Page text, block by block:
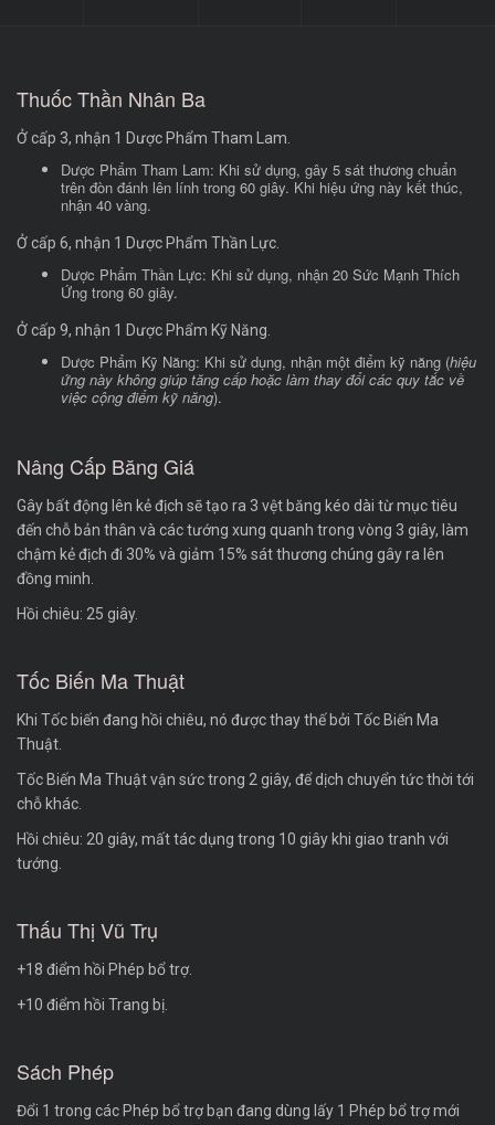
Thuốc Thần Nhân Ba
Ở cấp 3, nhận 1 Dược Phẩm Tham Lam.
Dược Phẩm Tham Lam: Khi sử dụng, gây 5 sát thương chuẩn
trên đòn đánh lên lính trong 60 giây. Khi hiệu ứng này kết thúc,
nhận 40 vàng.
Ở cấp 6, nhận 1 Dược Phẩm Thần Lực.
Dược Phẩm Thần Lực: Khi sử dụng, nhận 20 Sức Mạnh Thích
Ứng trong 60 giây.
Ở cấp 9, nhận 1 Dược Phẩm Kỹ Năng.
Dược Phẩm Kỹ Năng: Khi sử dụng, nhận một điểm kỹ năng (hiệu
ứng này không giúp tăng cấp hoặc làm thay đổi các quy tắc về
việc cộng điểm kỹ năng).
Nâng Cấp Băng Giá
Gây bất động lên kẻ địch sẽ tạo ra 3 vệt băng kéo dài từ mục tiêu
đến chỗ bản thân và các tướng xung quanh trong vòng 3 giây, làm
chậm kẻ địch đi 30% và giảm 15% sát thương chúng gây ra lên
đồng minh.
Hồi chiêu: 25 giây.
Tốc Biến Ma Thuật
Khi Tốc biến đang hồi chiêu, nó được thay thế bởi Tốc Biến Ma
Thuật.
Tốc Biến Ma Thuật vận sức trong 2 giây, để dịch chuyển tức thời tới
chỗ khác.
Hồi chiêu: 20 giây, mất tác dụng trong 10 giây khi giao tranh với
tướng.
Thấu Thị Vũ Trụ
+18 điểm hồi Phép bổ trợ.
+10 điểm hồi Trang bị.
Sách Phép
Đổi 1 trong các Phép bổ trợ bạn đang dùng lấy 1 Phép bổ trợ mới